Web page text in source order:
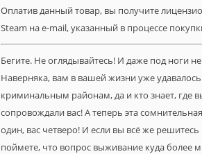
Оплатив данный товар, вы получите
Steam на e-mail, указанный в процессе
Бегите. Не оглядывайтесь! И даже под ноги
Наверняка, вам в вашей жизни уже
криминальным районам, да и кто знает, где
сопровождали вас! А теперь эта
один, вас четверо! И если вы всё же решитесь
поймете, что вопрос выживание куда более